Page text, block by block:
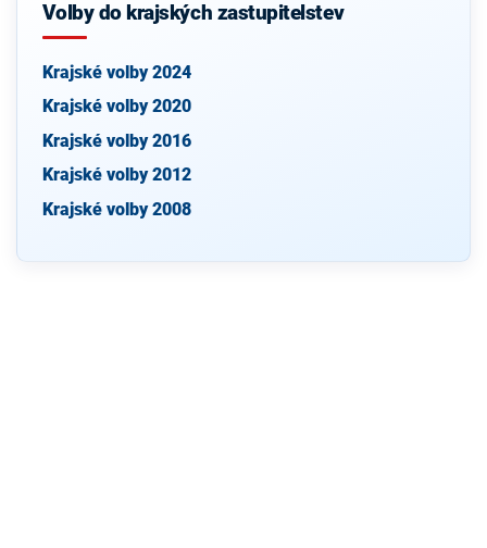
Volby do krajských zastupitelstev
Krajské volby 2024
Krajské volby 2020
Krajské volby 2016
Krajské volby 2012
Krajské volby 2008